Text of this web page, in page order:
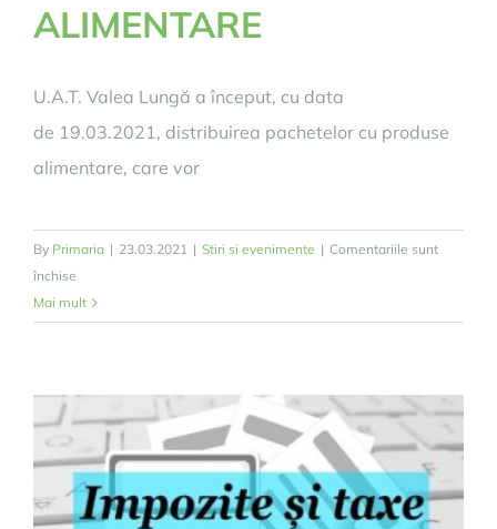
ALIMENTARE
U.A.T. Valea Lungă a început, cu data
de 19.03.2021, distribuirea pachetelor cu produse
alimentare, care vor
By Primaria | 23.03.2021 | Stiri si evenimente | Comentariile sunt
închise
ANUNȚ
P.O.A.D.
ALIMENTARE
Mai mult